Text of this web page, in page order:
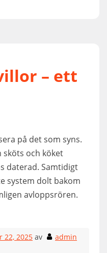
– ett
på det som syns.
sköts och köket
daterad. Samtidigt
system dolt bakom
avloppsrören.
22, 2025 av
admin